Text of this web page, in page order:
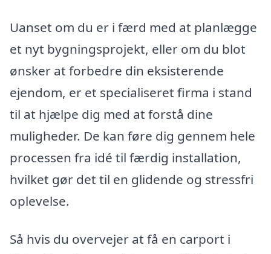
Uanset om du er i færd med at planlægge
et nyt bygningsprojekt, eller om du blot
ønsker at forbedre din eksisterende
ejendom, er et specialiseret firma i stand
til at hjælpe dig med at forstå dine
muligheder. De kan føre dig gennem hele
processen fra idé til færdig installation,
hvilket gør det til en glidende og stressfri
oplevelse.
Så hvis du overvejer at få en carport i